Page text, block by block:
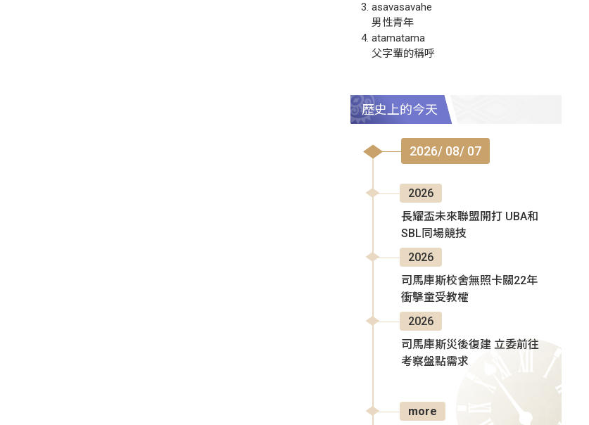
asavasavahe
男性青年
atamatama
父字輩的稱呼
歷史上的今天
2026/ 08/ 07
2026
長耀盃未來聯盟開打 UBA和
SBL同場競技
2026
司馬庫斯校舍無照卡關22年
衝擊童受教權
2026
司馬庫斯災後復建 立委前往
考察盤點需求
more